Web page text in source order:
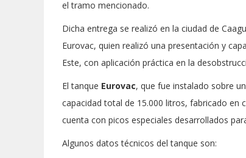
el tramo mencionado.
Dicha entrega se realizó en la ciudad de
Eurovac, quien realizó una presentación y
Este, con aplicación práctica en la
El tanque Eurovac, que fue instalado sobre
capacidad total de 15.000 litros, fabricado en
cuenta con picos especiales desarrollados
Algunos datos técnicos del tanque son: